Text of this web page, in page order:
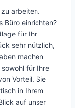
arbeiten.
Büro einrichten?
für Ihr
sehr nützlich,
machen
sowohl für Ihre
Vorteil. Sie
in Ihrem
auf unser